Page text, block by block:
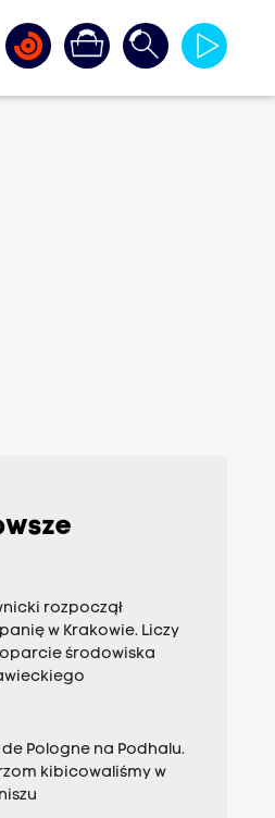
rozpoczął
w Krakowie. Liczy
środowiska
de Pologne na Podhalu.
kibicowaliśmy w